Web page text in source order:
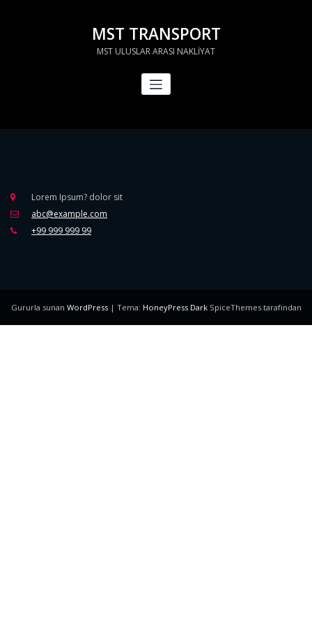
MST TRANSPORT
MST ULUSLAR ARASI NAKLİYAT
Lorem Ipsum? dolor sit
abc@example.com
+99 999 999 99
Gururla sunan WordPress | Tema: HoneyPress DarkSpiceThemes tarafından